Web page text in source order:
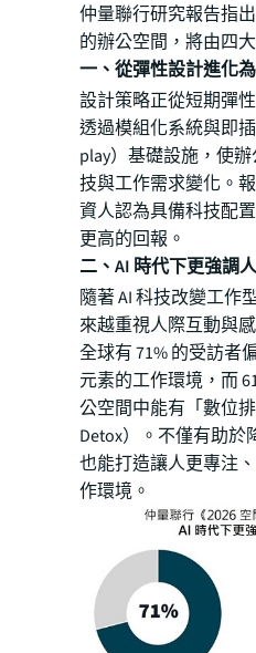
仲量聯行研究報告指
的辦公空間，將由四
一、從彈性設計進化
設計策略正從短期彈
透過模組化系統與即
play）基礎設施，使
技與工作需求變化。
資人認為具備科技配
更高的回報。
二、AI 時代下更強調
隨著 AI 科技改變工作
來越重視人際互動與
全球有 71% 的受訪者
元素的工作環境，而
公空間中能有「數位
Detox）。不僅有助於
也能打造讓人更專注
作環境。